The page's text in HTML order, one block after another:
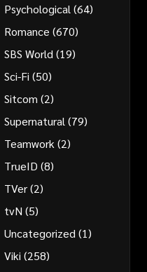
Psychological (64)
Romance (670)
SBS World (19)
Sci-Fi (50)
Sitcom (2)
Supernatural (79)
Teamwork (2)
TrueID (8)
TVer(2)
tvN (5)
Uncategorized (1)
Viki (258)